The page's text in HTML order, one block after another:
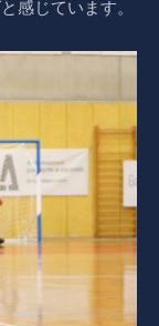
感じています。